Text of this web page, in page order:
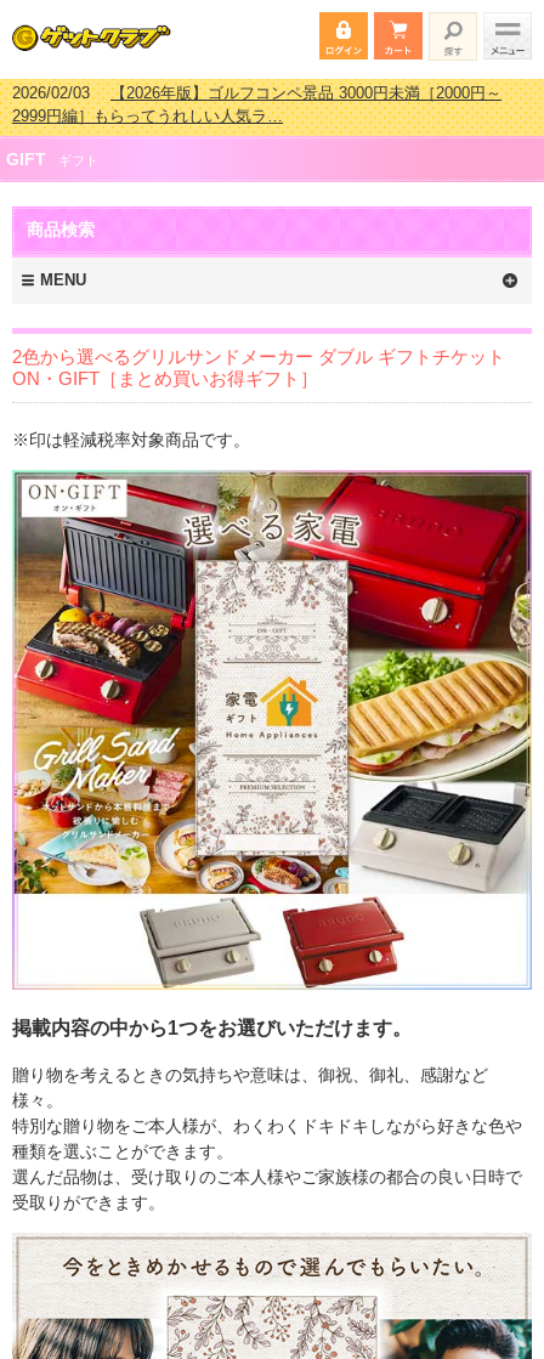
2026/02/03【2026年版】ゴルフコンペ景品 3000円未満［2000円～
2999円編］もらってうれしい人気ラ…
2026/07/15【2026年版】ビンゴゲーム景品おすすめ金額別人気ランキ
ング 更新しました！
2026/04/03【2026年版】ゴルフコンペ景品 3000円未満［2000円～
2999円編］もらってうれしい人気ラ…
2026/02/16
新しました！
GIFT ギフト
商品検索
MENU
2色から選べるグリルサンドメーカー ダブル ギフトチケット
ON・GIFT［まとめ買いお得ギフト］
※印は軽減税率対象商品です。
掲載内容の中から1つをお選びいただけます。
贈り物を考えるときの気持ちや意味は、御祝、御礼、感謝など
様々。
特別な贈り物をご本人様が、わくわくドキドキしながら好きな色や
種類を選ぶことができます。
選んだ品物は、受け取りのご本人様やご家族様の都合の良い日時で
受取りができます。